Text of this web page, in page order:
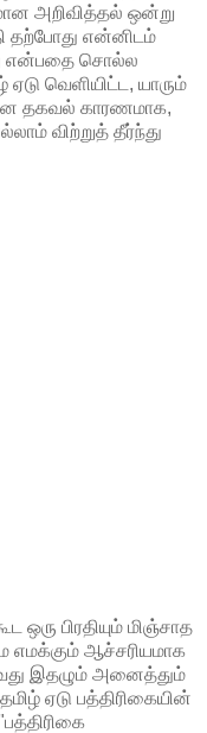
அறிவித்தல் ஒன்று
தற்போது என்னிடம்
என்பதை சொல்ல
வெளியிட்ட, யாரும்
தகவல் காரணமாக,
விற்றுத் தீர்ந்து
ஒரு பிரதியும் மிஞ்சாத
எமக்கும் ஆச்சரியமாக
இதழும் அனைத்தும்
ஏடு பத்திரிகையின்